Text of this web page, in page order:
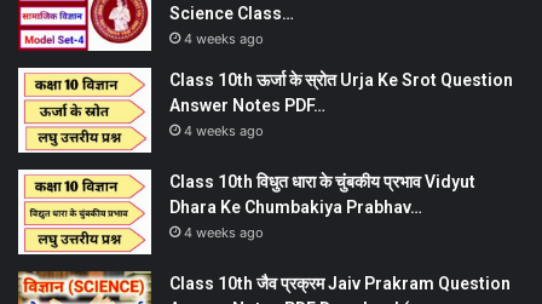
Science Class…
4 weeks ago
Class 10th ऊर्जा के स्रोत Urja Ke Srot Question
Answer Notes PDF…
4 weeks ago
Class 10th विधुत धारा के चुंबकीय प्रभाव Vidyut
Dhara Ke Chumbakiya Prabhav…
4 weeks ago
Class 10th जैव प्रक्रम Jaiv Prakram Question